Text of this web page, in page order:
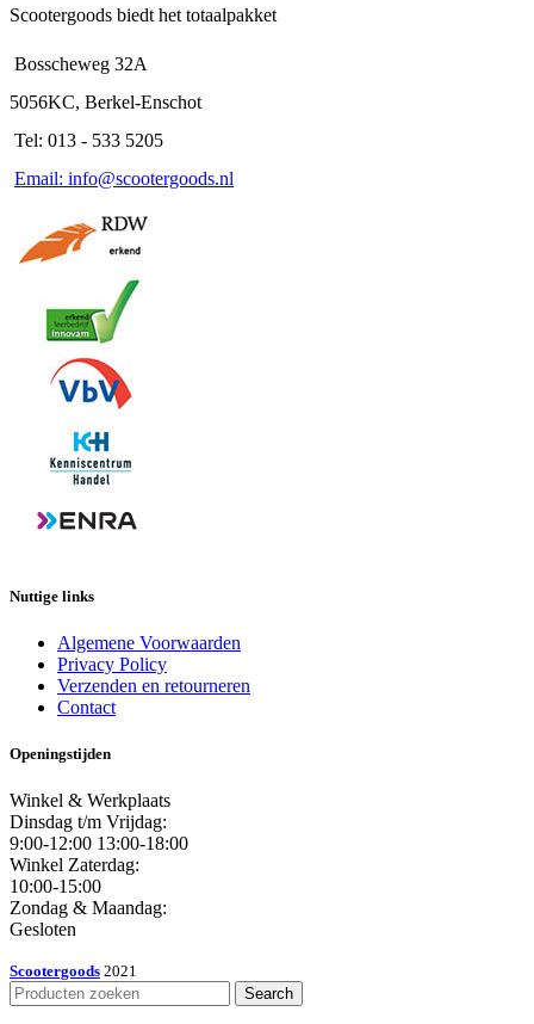
Scootergoods biedt het totaalpakket
Bosscheweg 32A
5056KC, Berkel-Enschot
Tel: 013 - 533 5205
Email: info@scootergoods.nl
Nuttige links
Algemene Voorwaarden
Privacy Policy
Verzenden en retourneren
Contact
Openingstijden
Winkel & Werkplaats
Dinsdag t/m Vrijdag:
9:00-12:00 13:00-18:00
Winkel Zaterdag:
10:00-15:00
Zondag & Maandag:
Gesloten
Scootergoods 2021
Search